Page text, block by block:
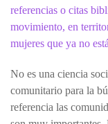
referencias o citas
movimiento, en
mujeres que ya no
No es una ciencia
comunitario para la
referencia las